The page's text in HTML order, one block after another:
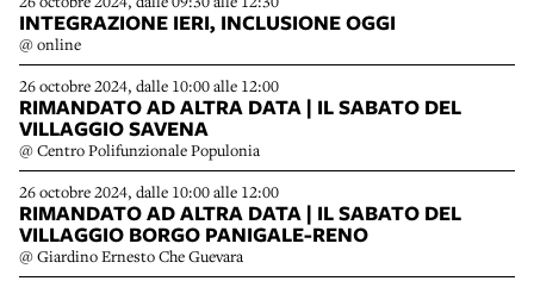
INTEGRAZIONE IERI, INCLUSIONE OGGI
@ online
26 octobre 2024, dalle 10:00 alle 12:00
RIMANDATO AD ALTRA DATA | IL SABATO DEL
VILLAGGIO SAVENA
@ Centro Polifunzionale Populonia
26 octobre 2024, dalle 10:00 alle 12:00
RIMANDATO AD ALTRA DATA | IL SABATO DEL
VILLAGGIO BORGO PANIGALE-RENO
@ Giardino Ernesto Che Guevara